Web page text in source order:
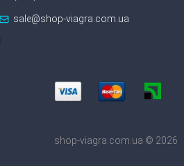
sale@shop-viagra.com.ua
shop-viagra.com.ua © 2026